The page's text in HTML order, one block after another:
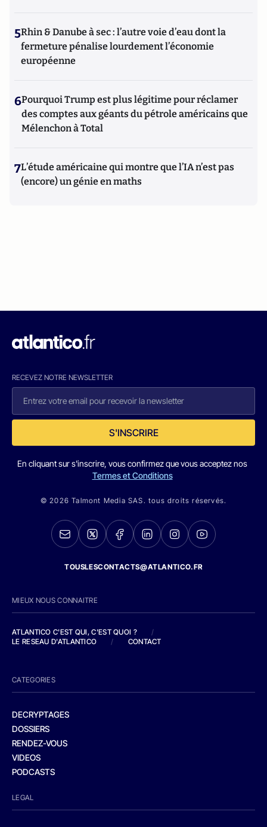
5Rhin & Danube à sec : l’autre voie d’eau dont la
fermeture pénalise lourdement l’économie
européenne
6Pourquoi Trump est plus légitime pour réclamer
des comptes aux géants du pétrole américains que
Mélenchon à Total
7L’étude américaine qui montre que l’IA n’est pas
(encore) un génie en maths
RECEVEZ NOTRE NEWSLETTER
S'INSCRIRE
En cliquant sur s'inscrire, vous confirmez que vous acceptez nos
Termes et Conditions
© 2026 Talmont Media SAS. tous droits réservés.
TOUSLESCONTACTS@ATLANTICO.FR
MIEUX NOUS CONNAITRE
ATLANTICO C'EST QUI, C'EST QUOI ?
/
LE RESEAU D'ATLANTICO
/ CONTACT
CATEGORIES
DECRYPTAGES
DOSSIERS
RENDEZ-VOUS
VIDEOS
PODCASTS
LEGAL